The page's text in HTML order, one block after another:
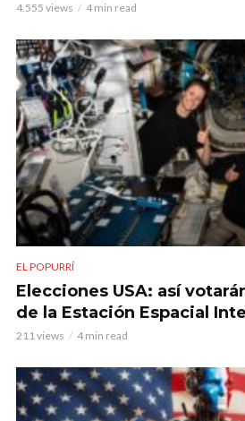
4.555 views 4 min read
EL POPURRÍ
Elecciones USA: así
de la Estación Espacial
211 views 4 min read